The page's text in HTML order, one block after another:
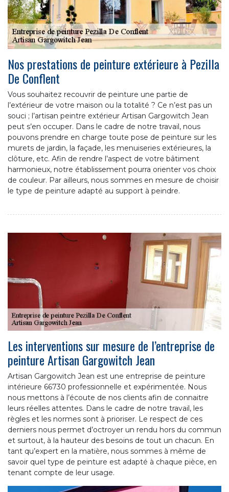
Nos prestations de peinture extérieure à Pezilla
De Conflent
Vous souhaitez recouvrir de peinture une partie de
l’extérieur de votre maison ou la totalité ? Ce n’est pas un
souci ; l’artisan peintre extérieur Artisan Gargowitch Jean
peut s’en occuper. Dans le cadre de notre travail, nous
pouvons prendre en charge toute pose de peinture sur les
murets de jardin, la façade, les menuiseries extérieures, la
clôture, etc. Afin de rendre l’aspect de votre bâtiment
harmonieux, notre établissement pourra orienter vos choix
de couleur. Par ailleurs, nous sommes en mesure de choisir
le type de peinture adapté au support à peindre.
Les interventions sur mesure de l’entreprise de
peinture Artisan Gargowitch Jean
Artisan Gargowitch Jean est une entreprise de peinture
intérieure 66730 professionnelle et expérimentée. Nous
nous mettons à l’écoute de nos clients afin de connaitre
leurs réelles attentes. Dans le cadre de notre travail, les
règles et les normes sont à prioriser. Le respect de ces
derniers nous permet d’octroyer un rendu hors du commun
et surtout, à la hauteur des besoins de tout un chacun. En
tant qu’expert en la matière, nous sommes à même de
savoir quel type de peinture est adapté à chaque pièce, en
tenant compte de leur usage.